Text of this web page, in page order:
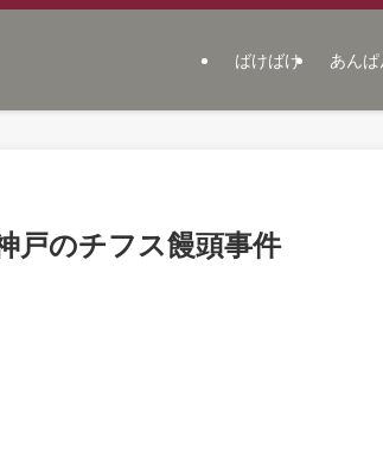
ばけばけ あんぱ
戸のチフス饅頭事件